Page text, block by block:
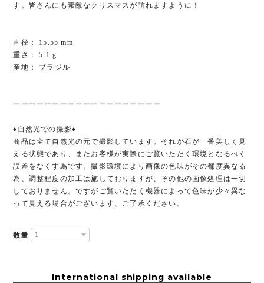
す。皆さんにも素敵なクリスマスが訪れますように！
直径： 15.55 mm
重さ： 5.1 g
産地： ブラジル
ーーーーーーーーーーーーーーーーーーー
♦︎自然光での撮影♦︎
商品は全て自然光の元で撮影しています。それが石が一番美しく見
える状態であり、またお客様が実際にご覧いただく環境となるべく
誤差をなくす為です。撮影環境により画像の色味がその都度異なる
為、調整程度の加工は施しておりますが、その他の画像処理は一切
しておりません。ですがご覧いただく機器によって色味が少々異な
って見える場合がございます、ご了承ください。
数量
International shipping available